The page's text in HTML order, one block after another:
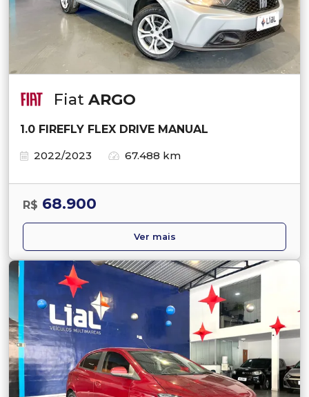
Fiat ARGO
1.0 FIREFLY FLEX DRIVE MANUAL
2022/2023
67.488 km
R$ 68.900
Ver mais